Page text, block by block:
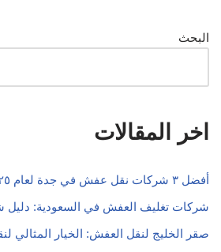
البحث
اخر المقالات
أفضل ٣ شركات نقل عفش في جدة لعام ٢٠٢٥ م
شركات تغليف العفش في السعودية: دليل
صقر الخليج لنقل العفش: الخيار المثالي